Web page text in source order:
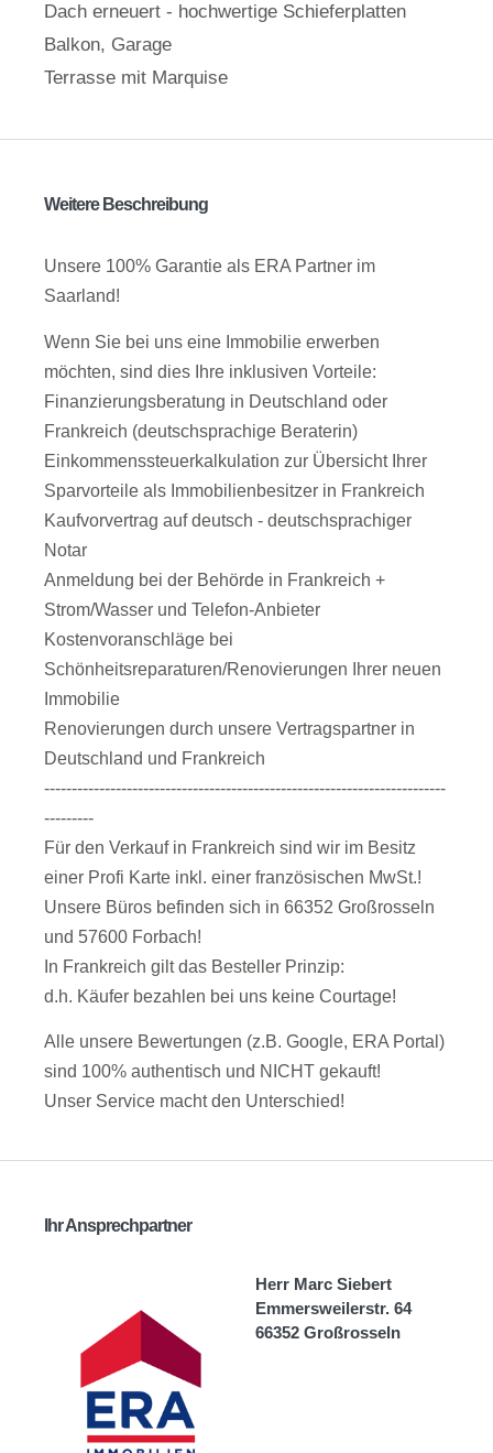
Dach erneuert - hochwertige Schieferplatten
Balkon, Garage
Terrasse mit Marquise
Weitere Beschreibung
Unsere 100% Garantie als ERA Partner im
Saarland!
Wenn Sie bei uns eine Immobilie erwerben
möchten, sind dies Ihre inklusiven Vorteile:
Finanzierungsberatung in Deutschland oder
Frankreich (deutschsprachige Beraterin)
Einkommenssteuerkalkulation zur Übersicht Ihrer
Sparvorteile als Immobilienbesitzer in Frankreich
Kaufvorvertrag auf deutsch - deutschsprachiger
Notar
Anmeldung bei der Behörde in Frankreich +
Strom/Wasser und Telefon-Anbieter
Kostenvoranschläge bei
Schönheitsreparaturen/Renovierungen Ihrer neuen
Immobilie
Renovierungen durch unsere Vertragspartner in
Deutschland und Frankreich
-------------------------------------------------------------------------
---------
Für den Verkauf in Frankreich sind wir im Besitz
einer Profi Karte inkl. einer französischen MwSt.!
Unsere Büros befinden sich in 66352 Großrosseln
und 57600 Forbach!
In Frankreich gilt das Besteller Prinzip:
d.h. Käufer bezahlen bei uns keine Courtage!
Alle unsere Bewertungen (z.B. Google, ERA Portal)
sind 100% authentisch und NICHT gekauft!
Unser Service macht den Unterschied!
Ihr Ansprechpartner
Herr Marc Siebert
Emmersweilerstr. 64
66352 Großrosseln